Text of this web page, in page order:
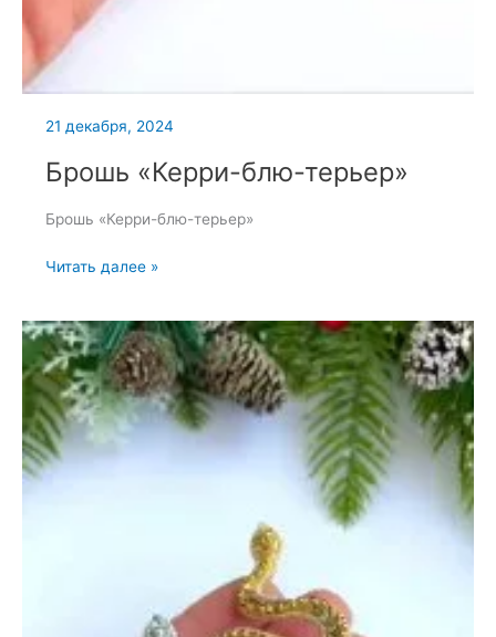
21 декабря, 2024
Брошь «Керри-блю-терьер»
Брошь «Керри-блю-терьер»
Брошь
терьер»
Читать далее »